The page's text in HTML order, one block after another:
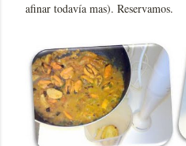
afinar todavía mas). Reservamos.